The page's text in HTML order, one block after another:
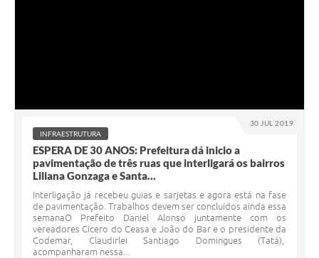
30 JUL 2019
INFRAESTRUTURA
ESPERA DE 30 ANOS: Prefeitura dá inicio a
pavimentação de três ruas que interligará os bairros
Liliana Gonzaga e Santa...
Interligação já recebeu guias e sarjetas e agora está na fase
de pavimentação. Trabalhos devem ser concluídos ainda essa
semanaO Prefeito Daniel Alonso juntamente com os
vereadores Cicero do Ceasa e João do Bar e o presidente da
Codemar, Claudirlei Santiago Domingues (Tatá),
acompanharam nessa...